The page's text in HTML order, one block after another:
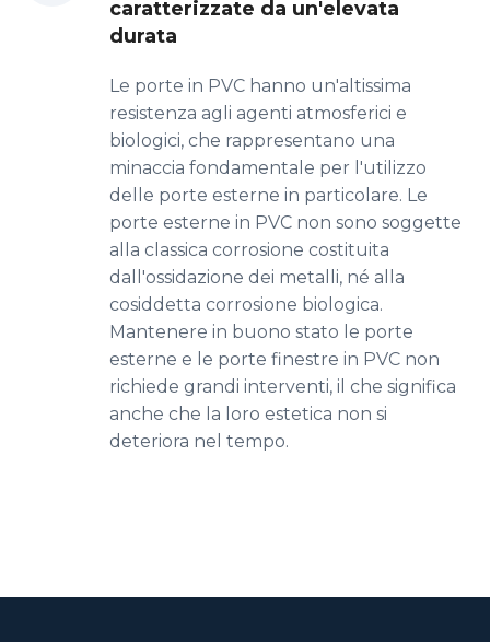
caratterizzate da un'elevata
durata
Le porte in PVC hanno un'altissima
resistenza agli agenti atmosferici e
biologici, che rappresentano una
minaccia fondamentale per l'utilizzo
delle porte esterne in particolare. Le
porte esterne in PVC non sono soggette
alla classica corrosione costituita
dall'ossidazione dei metalli, né alla
cosiddetta corrosione biologica.
Mantenere in buono stato le porte
esterne e le porte finestre in PVC non
richiede grandi interventi, il che significa
anche che la loro estetica non si
deteriora nel tempo.